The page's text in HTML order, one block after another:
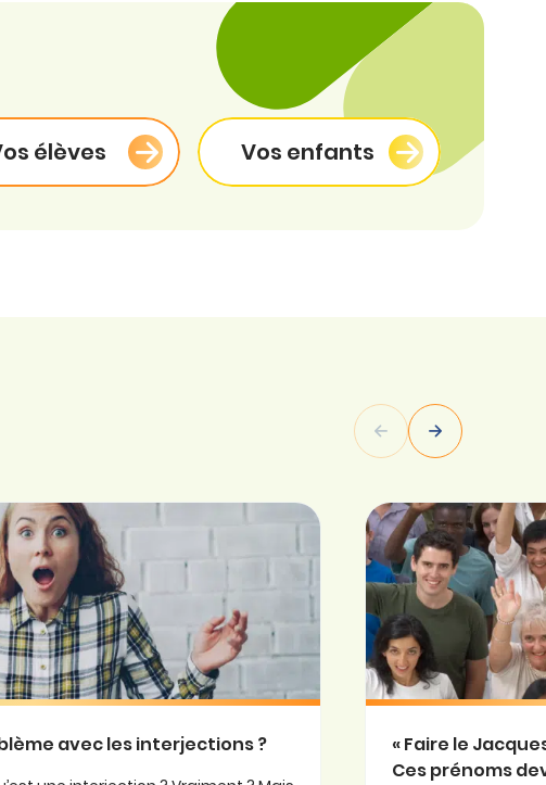
élèves Vos enfants
avec les interjections ?
« Faire le
Ces prénoms